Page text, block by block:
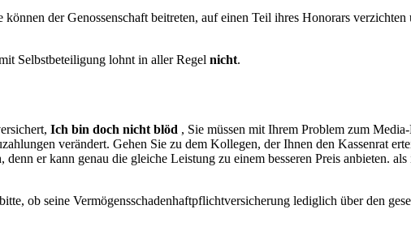
können der Genossenschaft beitreten, auf einen Teil ihres Honorars
Selbstbeteiligung lohnt in aller Regel nicht.
Ich bin doch nicht blöd , Sie müssen mit Ihrem Problem zum
verändert. Gehen Sie zu dem Kollegen, der Ihnen den Kassenrat
er kann genau die gleiche Leistung zu einem besseren Preis anbieten.
ob seine Vermögensschadenhaftpflichtversicherung lediglich über den